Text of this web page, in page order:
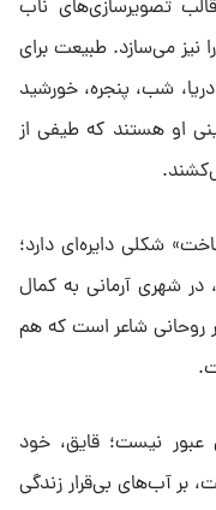
تصویرسازی‌های ناب
نیز می‌سازد. طبیعت برای
شب، پنجره، خورشید
او هستند که طیفی از
شکلی دایره‌ای دارد؛
در شهری آرمانی به کمال
روحانی شاعر است که هم
عبور نیست؛ قایق، خود
بر آب‌های بی‌قرار زندگی